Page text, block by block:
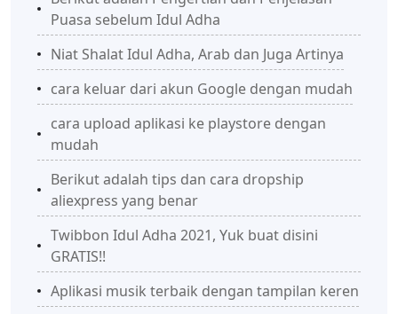
Puasa sebelum Idul Adha
Niat Shalat Idul Adha, Arab dan Juga Artinya
cara keluar dari akun Google dengan mudah
cara upload aplikasi ke playstore dengan
mudah
Berikut adalah tips dan cara dropship
aliexpress yang benar
Twibbon Idul Adha 2021, Yuk buat disini
GRATIS!!
Aplikasi musik terbaik dengan tampilan keren